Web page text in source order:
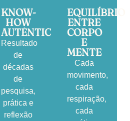
KNOW-
HOW
AUTÊNTICO
Resultado
de
décadas
de
pesquisa,
prática e
reflexão
EQUILÍBRIO
ENTRE
CORPO
E
MENTE
Cada
movimento,
cada
respiração,
cada